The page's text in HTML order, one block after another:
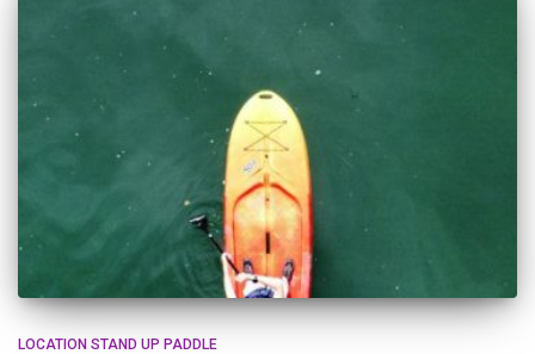
LOCATION STAND UP PADDLE